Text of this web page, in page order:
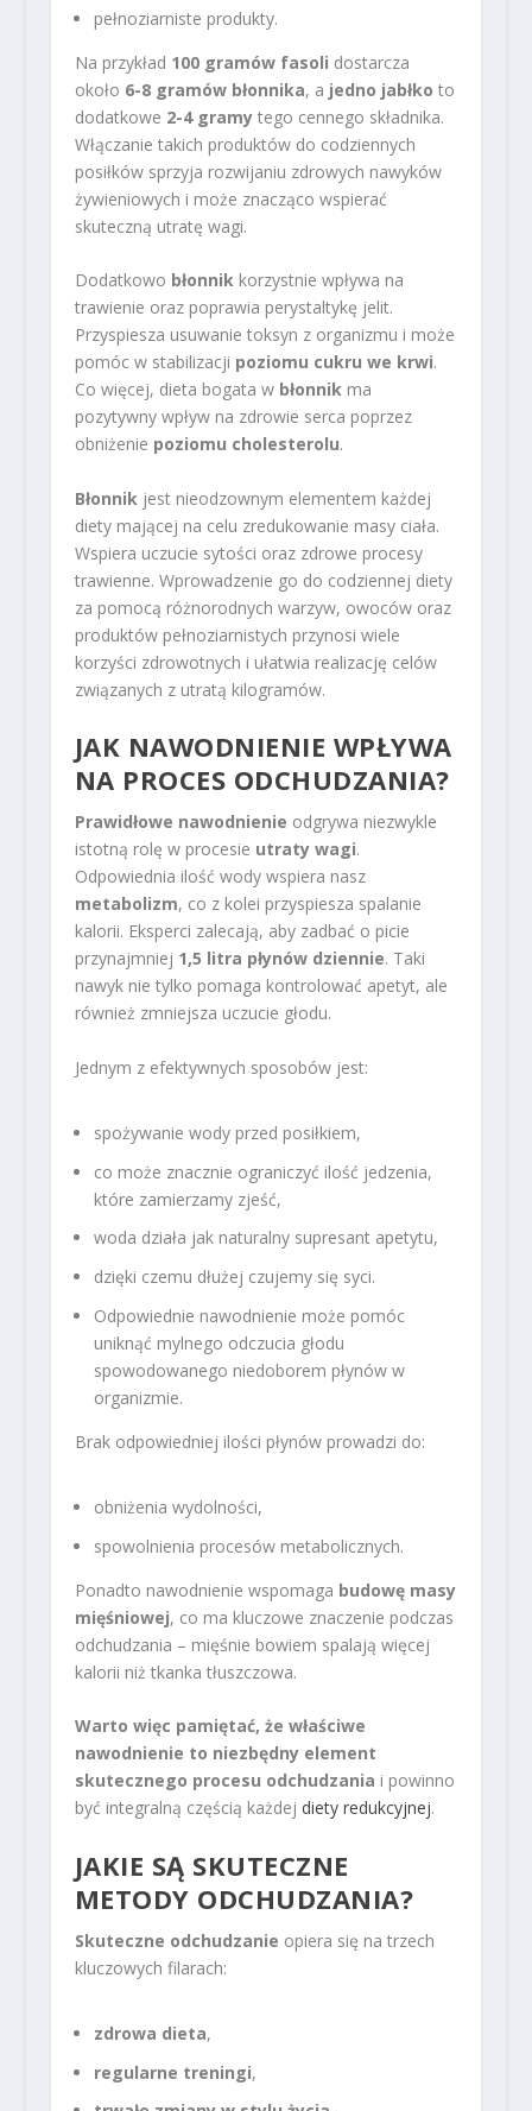
pełnoziarniste produkty.
Na przykład 100 gramów fasoli dostarcza
około 6-8 gramów błonnika, a jedno jabłko to
dodatkowe 2-4 gramytego cennego składnika.
Włączanie takich produktów do codziennych
posiłków sprzyja rozwijaniu zdrowych nawyków
żywieniowych i może znacząco wspierać
skuteczną utratę wagi.
Dodatkowo błonnikkorzystnie wpływa na
trawienie oraz poprawia perystaltykę jelit.
Przyspiesza usuwanie toksyn z organizmu i może
pomóc w stabilizacji poziomu cukru we krwi.
Co więcej, dieta bogata w błonnikma
pozytywny wpływ na zdrowie serca poprzez
obniżenie poziomu cholesterolu.
Błonnik jest nieodzownym elementem każdej
diety mającej na celu zredukowanie masy ciała.
Wspiera uczucie sytości oraz zdrowe procesy
trawienne. Wprowadzenie go do codziennej diety
za pomocą różnorodnych warzyw, owoców oraz
produktów pełnoziarnistych przynosi wiele
korzyści zdrowotnych i ułatwia realizację celów
związanych z utratą kilogramów.
JAK NAWODNIENIE WPŁYWA
NA PROCES ODCHUDZANIA?
Prawidłowe nawodnienie odgrywa niezwykle
istotną rolę w procesie utraty wagi.
Odpowiednia ilość wody wspiera nasz
metabolizm, co z kolei przyspiesza spalanie
kalorii. Eksperci zalecają, aby zadbać o picie
przynajmniej 1,5 litra płynów dziennie. Taki
nawyk nie tylko pomaga kontrolować apetyt, ale
również zmniejsza uczucie głodu.
Jednym z efektywnych sposobów jest:
spożywanie wody przed posiłkiem,
co może znacznie ograniczyć ilość jedzenia,
które zamierzamy zjeść,
woda działa jak naturalny supresant apetytu,
dzięki czemu dłużej czujemy się syci.
Odpowiednie nawodnienie może pomóc
uniknąć mylnego odczucia głodu
spowodowanego niedoborem płynów w
organizmie.
Brak odpowiedniej ilości płynów prowadzi do:
obniżenia wydolności,
spowolnienia procesów metabolicznych.
Ponadto nawodnienie wspomaga budowę masy
mięśniowej, co ma kluczowe znaczenie podczas
odchudzania – mięśnie bowiem spalają więcej
kalorii niż tkanka tłuszczowa.
Warto więc pamiętać, że właściwe
nawodnienie to niezbędny element
skutecznego procesu odchudzania i powinno
być integralną częścią każdej diety redukcyjnej.
JAKIE SĄ SKUTECZNE
METODY ODCHUDZANIA?
Skuteczne odchudzanie opiera się na trzech
kluczowych filarach:
zdrowa dieta,
regularne treningi,